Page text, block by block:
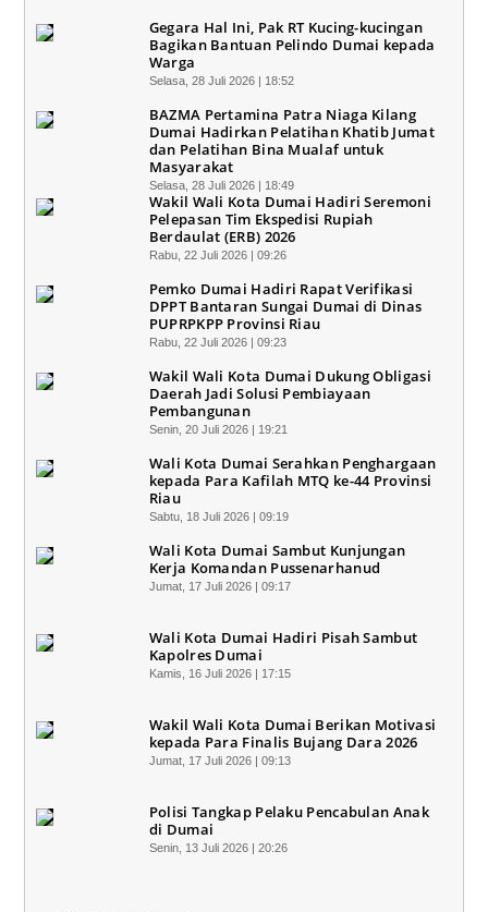
Gegara Hal Ini, Pak RT Kucing-kucingan
Bagikan Bantuan Pelindo Dumai kepada
Warga
Selasa, 28 Juli 2026 | 18:52
BAZMA Pertamina Patra Niaga Kilang
Dumai Hadirkan Pelatihan Khatib Jumat
dan Pelatihan Bina Mualaf untuk
Masyarakat
Selasa, 28 Juli 2026 | 18:49
Wakil Wali Kota Dumai Hadiri Seremoni
Pelepasan Tim Ekspedisi Rupiah
Berdaulat (ERB) 2026
Rabu, 22 Juli 2026 | 09:26
Pemko Dumai Hadiri Rapat Verifikasi
DPPT Bantaran Sungai Dumai di Dinas
PUPRPKPP Provinsi Riau
Rabu, 22 Juli 2026 | 09:23
Wakil Wali Kota Dumai Dukung Obligasi
Daerah Jadi Solusi Pembiayaan
Pembangunan
Senin, 20 Juli 2026 | 19:21
Wali Kota Dumai Serahkan Penghargaan
kepada Para Kafilah MTQ ke-44 Provinsi
Riau
Sabtu, 18 Juli 2026 | 09:19
Wali Kota Dumai Sambut Kunjungan
Kerja Komandan Pussenarhanud
Jumat, 17 Juli 2026 | 09:17
Wali Kota Dumai Hadiri Pisah Sambut
Kapolres Dumai
Kamis, 16 Juli 2026 | 17:15
Wakil Wali Kota Dumai Berikan Motivasi
kepada Para Finalis Bujang Dara 2026
Jumat, 17 Juli 2026 | 09:13
Polisi Tangkap Pelaku Pencabulan Anak
di Dumai
Senin, 13 Juli 2026 | 20:26